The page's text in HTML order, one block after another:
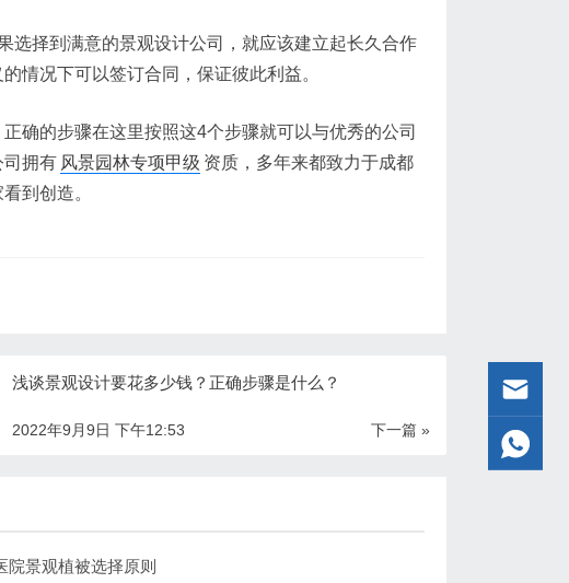
选择到满意的景观设计公司，就应该建立起长久合作
情况下可以签订合同，保证彼此利益。
确的步骤在这里按照这4个步骤就可以与优秀的公司
司拥有 风景园林专项甲级 资质，多年来都致力于成都
到创造。
浅谈景观设计要花多少钱？正确步骤是什么？
下一篇 »
2022年9月9日 下午12:53
院景观植被选择原则